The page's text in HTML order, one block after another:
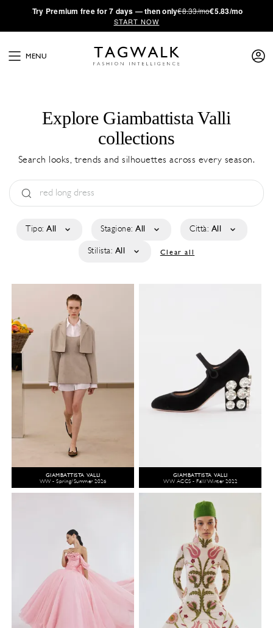
·Try Premium free for 7 days — then only€8.33/mo€5.83/mo
START NOW
MENU
Explore Giambattista Valli
collections
Search looks, trends and silhouettes across every season.
Tipo: All Stagione: All Città: All
Stilista: All Clear all
GIAMBATTISTA VALLI
WW - Spring/Summer 2026
GIAMBATTISTA VALLI
WW ACCS - Fall/Winter 2022